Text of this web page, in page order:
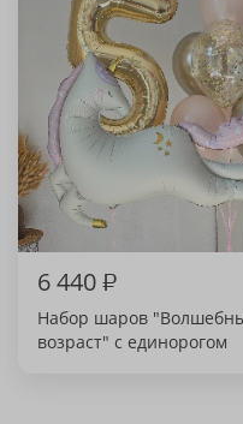
6 440₽
Набор шаров
возраст" с единорогом